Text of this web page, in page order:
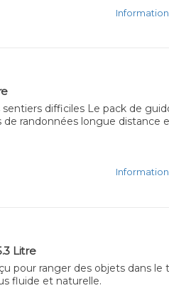
difficiles Le pack de
randonnées longue distance
Litre
pour ranger des objets dans
fluide et naturelle.